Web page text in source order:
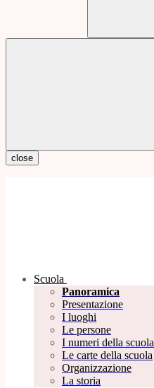
close
Scuola
Panoramica
Presentazione
I luoghi
Le persone
I numeri della scuola
Le carte della scuola
Organizzazione
La storia